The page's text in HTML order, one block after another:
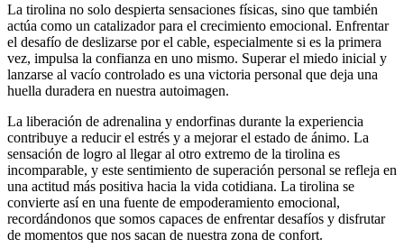
La tirolina no solo despierta sensaciones físicas, sino que también
actúa como un catalizador para el crecimiento emocional. Enfrentar
el desafío de deslizarse por el cable, especialmente si es la primera
vez, impulsa la confianza en uno mismo. Superar el miedo inicial y
lanzarse al vacío controlado es una victoria personal que deja una
huella duradera en nuestra autoimagen.
La liberación de adrenalina y endorfinas durante la experiencia
contribuye a reducir el estrés y a mejorar el estado de ánimo. La
sensación de logro al llegar al otro extremo de la tirolina es
incomparable, y este sentimiento de superación personal se refleja en
una actitud más positiva hacia la vida cotidiana. La tirolina se
convierte así en una fuente de empoderamiento emocional,
recordándonos que somos capaces de enfrentar desafíos y disfrutar
de momentos que nos sacan de nuestra zona de confort.